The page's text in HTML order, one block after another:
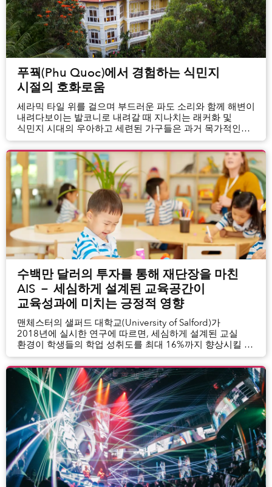
푸꿕(Phu Quoc)에서 경험하는 식민지
시절의 호화로움
세라믹 타일 위를 걸으며 부드러운 파도 소리와 함께 해변이
내려다보이는 발코니로 내려갈 때 지나치는 래커화 및
식민지 시대의 우아하고 세련된 가구들은 과거 목가적인
시대로 돌아간 듯한 느낌이 들게 만든다.
수백만 달러의 투자를 통해 재단장을 마친
AIS － 세심하게 설계된 교육공간이
교육성과에 미치는 긍정적 영향
맨체스터의 샐퍼드 대학교(University of Salford)가
2018년에 실시한 연구에 따르면, 세심하게 설계된 교실
환경이 학생들의 학업 성취도를 최대 16%까지 향상시킬 수
있다고 합니다. 교육관계자와 전문가 모두가 잘 설계한
물리적 공간이...